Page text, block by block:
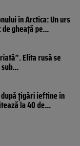
în Arctica: Un urs
gheață pe...
Elita rusă se
țigări ieftine în
la 40 de...